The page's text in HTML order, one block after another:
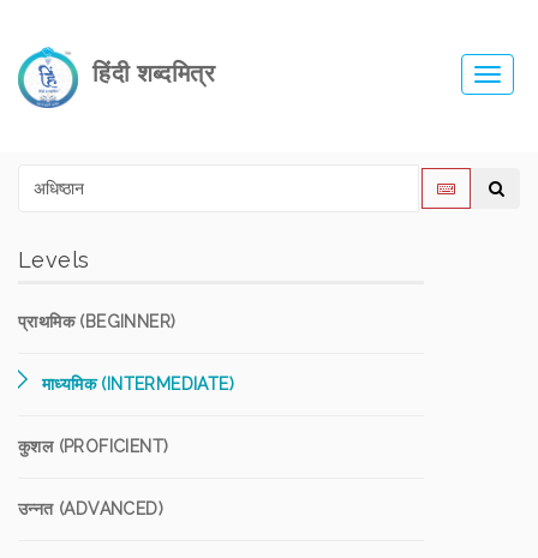
हिंदी शब्दमित्र
Levels
प्राथमिक (BEGINNER)
माध्यमिक (INTERMEDIATE)
कुशल (PROFICIENT)
उन्नत (ADVANCED)